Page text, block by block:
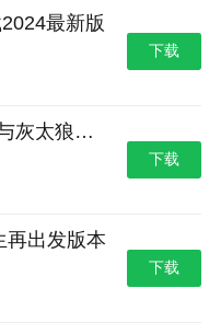
社交拓展应用！通过扩
圈子，结识更多有共
2024-10-26
了
最新版
下载
蛋仔派对X喜羊羊与灰太狼联动第二弹版本
下载
再出发版本
下载